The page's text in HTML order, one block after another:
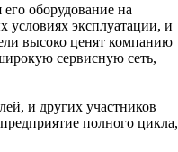
оборудование на
условиях эксплуатации, и
высоко ценят компанию
сервисную сеть,
и других участников
полного цикла,